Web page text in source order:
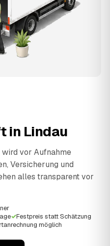
in Lindau
vor Aufnahme
Versicherung und
alles transparent vor
✓Festpreis statt Schätzung
möglich